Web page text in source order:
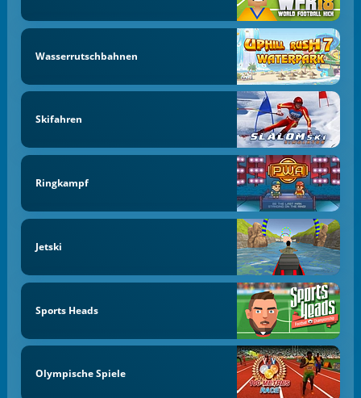
Wasserrutschbahnen
Skifahren
Ringkampf
Jetski
Sports Heads
Olympische Spiele